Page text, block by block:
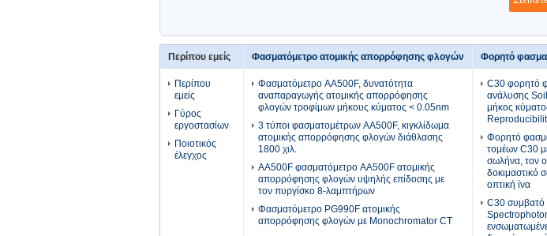
Περίπου εμείς
Περίπου
εμείς
Γύρος
εργοστασίων
Ποιοτικός
έλεγχος
Φασματόμετρο ατομικής απορρόφησης φλογών
Φασματόμετρο AA500F, δυνατότητα
αναπαραγωγής ατομικής απορρόφησης
φλογών τροφίμων μήκους κύματος < 0.05nm
3 τύποι φασματομέτρων AA500F, κιγκλίδωμα
ατομικής απορρόφησης φλογών διάθλασης
1800 χιλ.
AA500F φασματόμετρο AA500F ατομικής
απορρόφησης φλογών υψηλής επίδοσης με
τον πυργίσκο 8-λαμπτήρων
Φασματόμετρο PG990F ατομικής
απορρόφησης φλογών με Monochromator CT
Φορητό
C30 φορητό
ανάλυσης
μήκος
Φορητό
τομέων C30
σωλήνα, τον
δοκιμαστικό
οπτική ίνα
C30 συμβατό